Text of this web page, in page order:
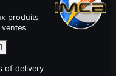
produits
of delivery